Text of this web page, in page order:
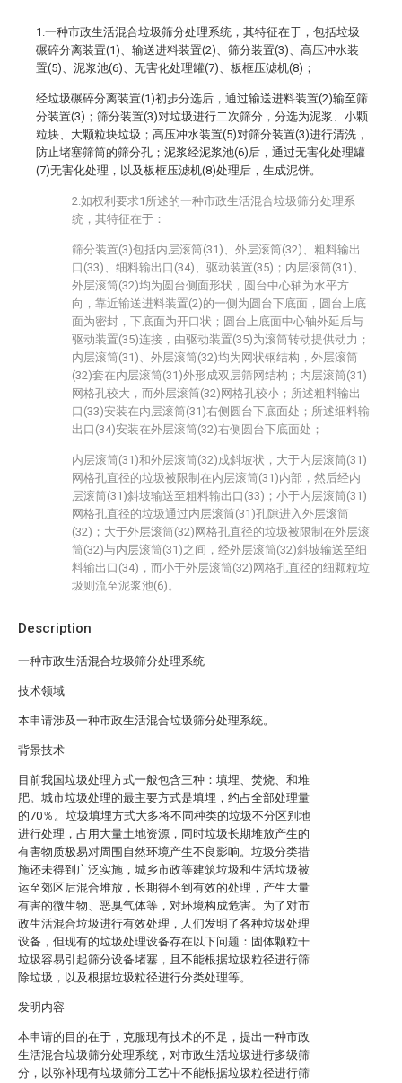
Description
一种市政生活混合垃圾筛分处理系统
技术领域
本申请涉及一种市政生活混合垃圾筛分处理系统。
背景技术
目前我国垃圾处理方式一般包含三种：填埋、焚烧、和堆
肥。城市垃圾处理的最主要方式是填埋，约占全部处理量
的70％。垃圾填埋方式大多将不同种类的垃圾不分区别地
进行处理，占用大量土地资源，同时垃圾长期堆放产生的
有害物质极易对周围自然环境产生不良影响。垃圾分类措
施还未得到广泛实施，城乡市政等建筑垃圾和生活垃圾被
运至郊区后混合堆放，长期得不到有效的处理，产生大量
有害的微生物、恶臭气体等，对环境构成危害。为了对市
政生活混合垃圾进行有效处理，人们发明了各种垃圾处理
设备，但现有的垃圾处理设备存在以下问题：固体颗粒干
垃圾容易引起筛分设备堵塞，且不能根据垃圾粒径进行筛
除垃圾，以及根据垃圾粒径进行分类处理等。
发明内容
本申请的目的在于，克服现有技术的不足，提出一种市政
生活混合垃圾筛分处理系统，对市政生活垃圾进行多级筛
分，以弥补现有垃圾筛分工艺中不能根据垃圾粒径进行筛
1.一种市政生活混合垃圾筛分处理系统，其特征在于，包括垃圾
碾碎分离装置(1)、输送进料装置(2)、筛分装置(3)、高压冲水装
置(5)、泥浆池(6)、无害化处理罐(7)、板框压滤机(8)；
经垃圾碾碎分离装置(1)初步分选后，通过输送进料装置(2)输至筛
分装置(3)；筛分装置(3)对垃圾进行二次筛分，分选为泥浆、小颗
粒块、大颗粒块垃圾；高压冲水装置(5)对筛分装置(3)进行清洗，
防止堵塞筛筒的筛分孔；泥浆经泥浆池(6)后，通过无害化处理罐
(7)无害化处理，以及板框压滤机(8)处理后，生成泥饼。
2.如权利要求1所述的一种市政生活混合垃圾筛分处理系
统，其特征在于：
筛分装置(3)包括内层滚筒(31)、外层滚筒(32)、粗料输出
口(33)、细料输出口(34)、驱动装置(35)；内层滚筒(31)、
外层滚筒(32)均为圆台侧面形状，圆台中心轴为水平方
向，靠近输送进料装置(2)的一侧为圆台下底面，圆台上底
面为密封，下底面为开口状；圆台上底面中心轴外延后与
驱动装置(35)连接，由驱动装置(35)为滚筒转动提供动力；
内层滚筒(31)、外层滚筒(32)均为网状钢结构，外层滚筒
(32)套在内层滚筒(31)外形成双层筛网结构；内层滚筒(31)
网格孔较大，而外层滚筒(32)网格孔较小；所述粗料输出
口(33)安装在内层滚筒(31)右侧圆台下底面处；所述细料输
出口(34)安装在外层滚筒(32)右侧圆台下底面处；
内层滚筒(31)和外层滚筒(32)成斜坡状，大于内层滚筒(31)
网格孔直径的垃圾被限制在内层滚筒(31)内部，然后经内
层滚筒(31)斜坡输送至粗料输出口(33)；小于内层滚筒(31)
网格孔直径的垃圾通过内层滚筒(31)孔隙进入外层滚筒
(32)；大于外层滚筒(32)网格孔直径的垃圾被限制在外层滚
筒(32)与内层滚筒(31)之间，经外层滚筒(32)斜坡输送至细
料输出口(34)，而小于外层滚筒(32)网格孔直径的细颗粒垃
圾则流至泥浆池(6)。